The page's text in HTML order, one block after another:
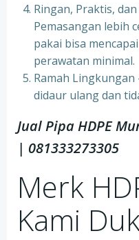
Ringan, Praktis,
Pemasangan lebih
pakai bisa
perawatan minimal.
Ramah Lingkungan
didaur ulang dan
Jual Pipa HDPE
| 081333273305
Merk
Kami